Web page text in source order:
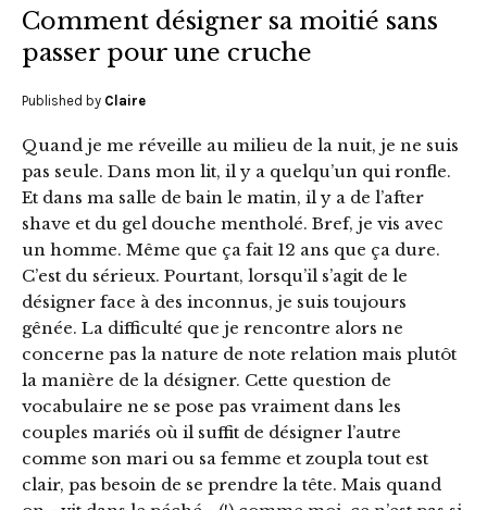
Comment désigner sa moitié sans
passer pour une cruche
Published by Claire
Quand je me réveille au milieu de la nuit, je ne suis
pas seule. Dans mon lit, il y a quelqu’un qui ronfle.
Et dans ma salle de bain le matin, il y a de l’after
shave et du gel douche mentholé. Bref, je vis avec
un homme. Même que ça fait 12 ans que ça dure.
C’est du sérieux. Pourtant, lorsqu’il s’agit de le
désigner face à des inconnus, je suis toujours
gênée. La difficulté que je rencontre alors ne
concerne pas la nature de note relation mais plutôt
la manière de la désigner. Cette question de
vocabulaire ne se pose pas vraiment dans les
couples mariés où il suffit de désigner l’autre
comme son mari ou sa femme et zoupla tout est
clair, pas besoin de se prendre la tête. Mais quand